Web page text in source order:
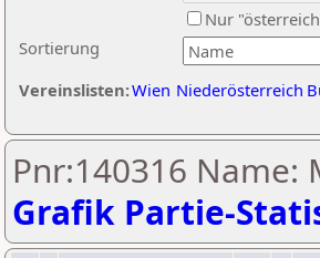
Sortierung
Nur
Vereinslisten:Wien Niederösterreich
Pnr:140316 Name:
Grafik Partie-